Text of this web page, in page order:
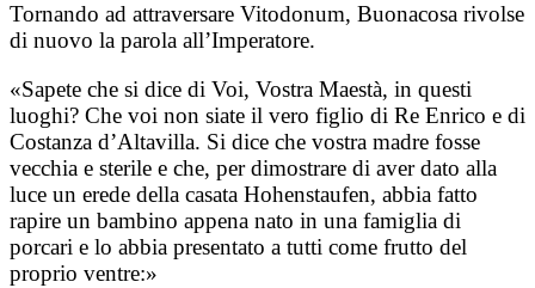
Tornando ad attraversare Vitodonum, Buonacosa rivolse
di nuovo la parola all’Imperatore.
«Sapete che si dice di Voi, Vostra Maestà, in questi
luoghi? Che voi non siate il vero figlio di Re Enrico e di
Costanza d’Altavilla. Si dice che vostra madre fosse
vecchia e sterile e che, per dimostrare di aver dato alla
luce un erede della casata Hohenstaufen, abbia fatto
rapire un bambino appena nato in una famiglia di
porcari e lo abbia presentato a tutti come frutto del
proprio ventre:»